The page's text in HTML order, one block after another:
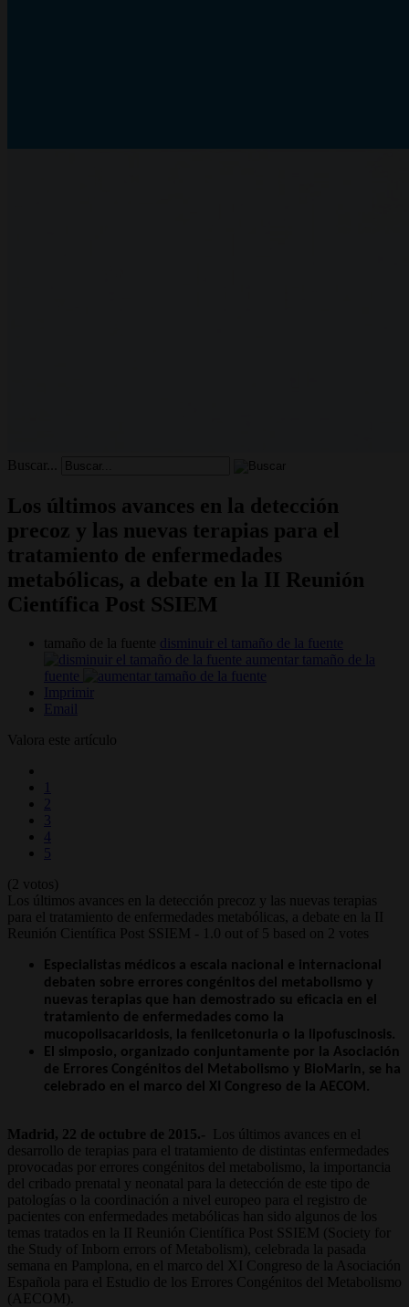
Buscar...
Los últimos avances en la detección
precoz y las nuevas terapias para el
tratamiento de enfermedades
metabólicas, a debate en la II Reunión
Científica Post SSIEM
tamaño de la fuente disminuir el tamaño de la fuente
aumentar tamaño de la
fuente
Imprimir
Email
Valora este artículo
1
2
3
4
5
(2 votos)
Los últimos avances en la detección precoz y las nuevas terapias
para el tratamiento de enfermedades metabólicas, a debate en la II
Reunión Científica Post SSIEM - 1.0 out of 5 based on 2 votes
Especialistas médicos a escala nacional e internacional
debaten sobre errores congénitos del metabolismo y
nuevas terapias que han demostrado su eficacia en el
tratamiento de enfermedades como la
mucopolisacaridosis, la fenilcetonuria o la lipofuscinosis.
El simposio, organizado conjuntamente por la Asociación
de Errores Congénitos del Metabolismo y BioMarin, se ha
celebrado en el marco del XI Congreso de la AECOM.
Madrid, 22 de octubre de 2015.- Los últimos avances en el
desarrollo de terapias para el tratamiento de distintas enfermedades
provocadas por errores congénitos del metabolismo, la importancia
del cribado prenatal y neonatal para la detección de este tipo de
patologías o la coordinación a nivel europeo para el registro de
pacientes con enfermedades metabólicas han sido algunos de los
temas tratados en la II Reunión Científica Post SSIEM (Society for
the Study of Inborn errors of Metabolism), celebrada la pasada
semana en Pamplona, en el marco del XI Congreso de la Asociación
Española para el Estudio de los Errores Congénitos del Metabolismo
(AECOM).